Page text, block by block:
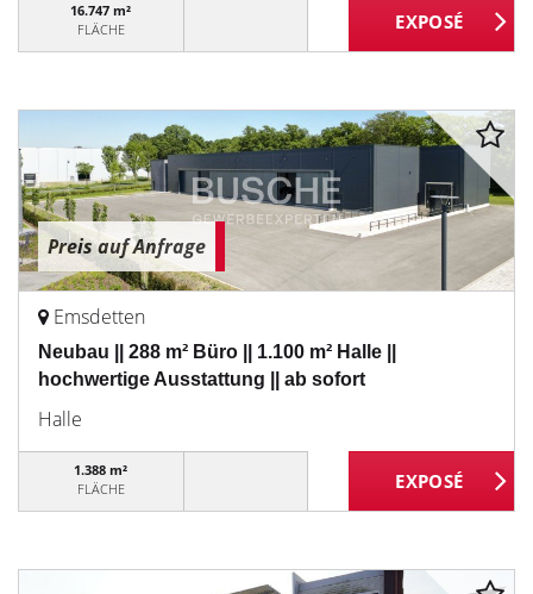
16.747 m²
FLÄCHE
Preis auf Anfrage
Emsdetten
Neubau || 288 m² Büro || 1.100 m² Halle ||
hochwertige Ausstattung || ab sofort
Halle
1.388 m²
FLÄCHE